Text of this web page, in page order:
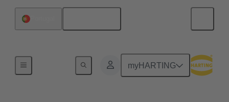
myHARTING
Motherboard to daughtercard connection